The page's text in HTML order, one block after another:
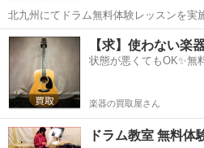
北九州にてドラム無料体験レッスンを実施中です🎵 優
てくれるドラムレッスンなので、初心者さんも
帯を問わず、レッスン予約できます✨ お気軽にお問い合わせください
福岡 北九州市 スペースワール
【求】使わない楽
状態が悪くてもOK✨無
楽器の買取屋さん
ドラム教室 無料体